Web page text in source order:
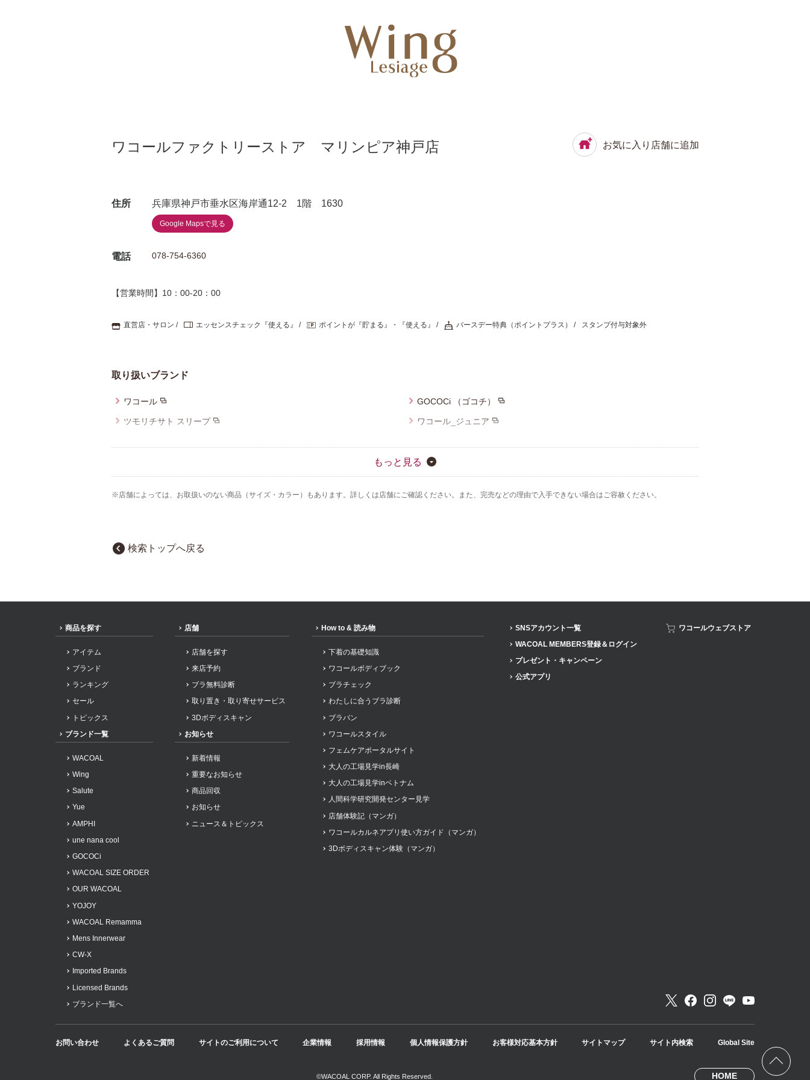
ワコールファクトリーストア マリンピア神戸店 お気に入り店舗に追加
住所 兵庫県神戸市垂水区海岸通12-2 1階 1630
Google Mapsで見る
電話 078-754-6360
【営業時間】10：00-20：00
直営店・サロン エッセンスチェック『使える』 ポイントが『貯まる』・『使える』 バースデー特典（ポイントプラス） スタンプ付与対象外
取り扱いブランド
ワコール GOCOCi （ゴコチ）
ツモリチサト スリープ ワコール_ジュニア
ウイング／ツヤカ
ワコールメン ウイング／スリープ
もっと見る
※店舗によっては、お取扱いのない商品（サイズ・カラー）もあります。詳しくは店舗にご確認ください。また、完売などの理由で入手できない場合はご容赦ください。
検索トップへ戻る
商品を探す
アイテム
ブランド
ランキング
セール
トピックス
ブランド一覧
WACOAL
Wing
Salute
Yue
AMPHI
une nana cool
GOCOCi
WACOAL SIZE ORDER
OUR WACOAL
YOJOY
WACOAL Remamma
Mens Innerwear
CW-X
Imported Brands
Licensed Brands
ブランド一覧へ
店舗
店舗を探す
来店予約
ブラ無料診断
取り置き・取り寄せサービス
3Dボディスキャン
お知らせ
新着情報
重要なお知らせ
商品回収
お知らせ
ニュース＆トピックス
How to & 読み物
下着の基礎知識
ワコールボディブック
ブラチェック
わたしに合うブラ診断
ブラパン
ワコールスタイル
フェムケアポータルサイト
大人の工場見学in長崎
大人の工場見学inベトナム
人間科学研究開発センター見学
店舗体験記（マンガ）
ワコールカルネアプリ使い方ガイド（マンガ）
3Dボディスキャン体験（マンガ）
SNSアカウント一覧
WACOAL MEMBERS登録＆ログイン
プレゼント・キャンペーン
公式アプリ
ワコールウェブストア
お問い合わせ よくあるご質問 サイトのご利用について 企業情報 採用情報 個人情報保護方針 お客様対応基本方針 サイトマップ サイト内検索 Global Site
©WACOAL CORP. All Rights Reserved. HOME